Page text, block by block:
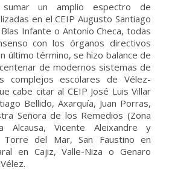
un amplio espectro de
en el CEIP Augusto Santiago
Infante o Antonio Checa, todas
con los órganos directivos
último término, se hizo balance de
de modernos sistemas de
complejos escolares de Vélez-
cabe citar al CEIP José Luis Villar
Bellido, Axarquía, Juan Porras,
Señora de los Remedios (Zona
Alcausa, Vicente Aleixandre y
del Mar, San Faustino en
en Cajiz, Valle-Niza o Genaro